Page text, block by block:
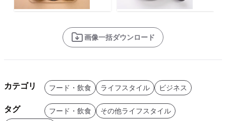
画像一括ダウンロード
カテゴリ フード・飲食 ライフスタイル ビジネス
タグ フード・飲食
その他ライフスタイル